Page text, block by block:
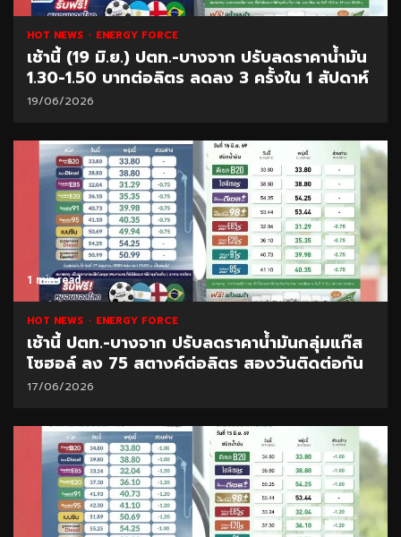
HOT NEWS ENERGY FORCE
เช้านี้ (19 มิ.ย.) ปตท.-บางจาก ปรับลดราคาน้ำมัน
1.30-1.50 บาทต่อลิตร ลดลง 3 ครั้งใน 1 สัปดาห์
19/06/2026
1 min read
HOT NEWS ENERGY FORCE
เช้านี้ ปตท.-บางจาก ปรับลดราคาน้ำมันกลุ่มแก๊ส
โซฮอล์ ลง 75 สตางค์ต่อลิตร สองวันติดต่อกัน
17/06/2026